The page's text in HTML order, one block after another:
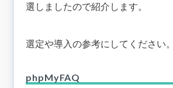
選しましたので紹介します。
選定や導入の参考にしてください。
phpMyFAQ